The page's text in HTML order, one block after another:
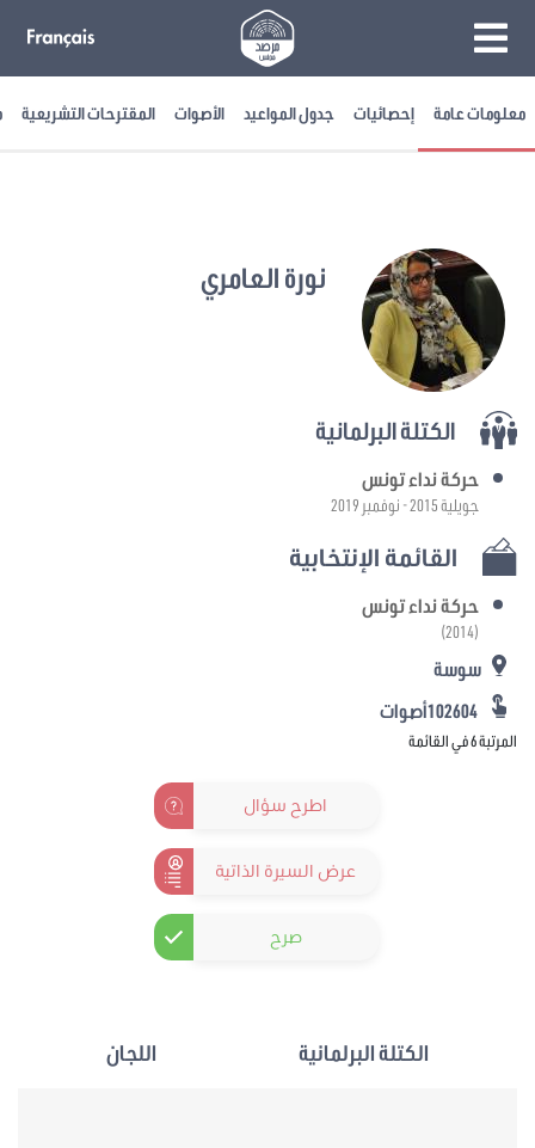
معلومات عامة إحصائيات جدول المواعيد الأصوات المقترحات التشريعية
نورة العامري
الكتلة البرلمانية
حركة نداء تونس
جويلية 2015 - نوفمبر 2019
القائمة الإنتخابية
حركة نداء تونس
(2014)
سوسة
المرتبة 6 في القائمة
اطرح سؤال
عرض السيرة الذاتية
صرح
الكتلة البرلمانية اللجان